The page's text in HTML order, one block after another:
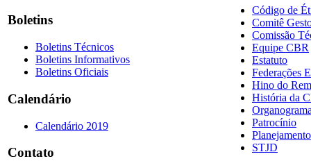
Boletins
Boletins Técnicos
Boletins Informativos
Boletins Oficiais
Calendário
Calendário 2019
Contato
Código de
Comitê
Comissão
Equipe CBR
Estatuto
Federações
Hino do
História da
Patrocínio
STJD